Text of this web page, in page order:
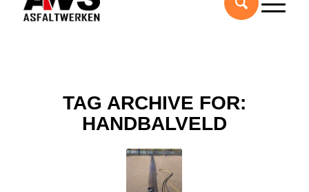
TAG ARCHIVE FOR:
HANDBALVELD